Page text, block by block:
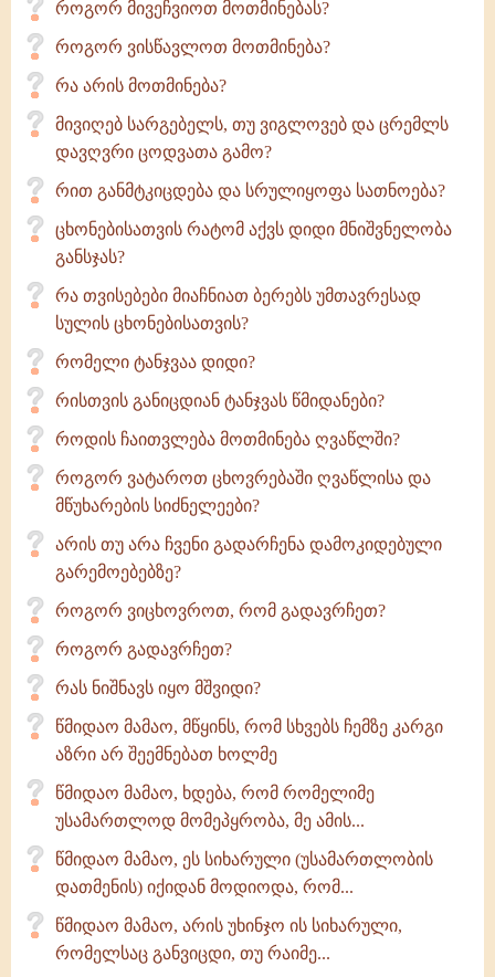
როგორ მივეჩვიოთ მოთმინებას?
როგორ ვისწავლოთ მოთმინება?
რა არის მოთმინება?
მივიღებ სარგებელს, თუ ვიგლოვებ და ცრემლს
დავღვრი ცოდვათა გამო?
რით განმტკიცდება და სრულიყოფა სათნოება?
ცხონებისათვის რატომ აქვს დიდი მნიშვნელობა
განსჯას?
რა თვისებები მიაჩნიათ ბერებს უმთავრესად
სულის ცხონებისათვის?
რომელი ტანჯვაა დიდი?
რისთვის განიცდიან ტანჯვას წმიდანები?
როდის ჩაითვლება მოთმინება ღვაწლში?
როგორ ვატაროთ ცხოვრებაში ღვაწლისა და
მწუხარების სიძნელეები?
არის თუ არა ჩვენი გადარჩენა დამოკიდებული
გარემოებებზე?
როგორ ვიცხოვროთ, რომ გადავრჩეთ?
როგორ გადავრჩეთ?
რას ნიშნავს იყო მშვიდი?
წმიდაო მამაო, მწყინს, რომ სხვებს ჩემზე კარგი
აზრი არ შეემნებათ ხოლმე
წმიდაო მამაო, ხდება, რომ რომელიმე
უსამართლოდ მომეპყრობა, მე ამის...
წმიდაო მამაო, ეს სიხარული (უსამართლობის
დათმენის) იქიდან მოდიოდა, რომ...
წმიდაო მამაო, არის უხინჯო ის სიხარული,
რომელსაც განვიცდი, თუ რაიმე...